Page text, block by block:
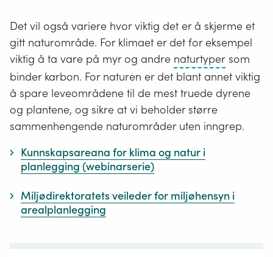
Det vil også variere hvor viktig det er å skjerme et
gitt naturområde. For klimaet er det for eksempel
viktig å ta vare på myr og andre naturtyperEn
naturtype
er
ensartet
omfatter
alle
som
binder karbon. For naturen er det blant annet viktig
å spare leveområdene til de mest truede dyrene
og plantene, og sikre at vi beholder større
sammenhengende naturområder uten inngrep.
Kunnskapsareana for klima og natur i
planlegging (webinarserie)
Miljødirektoratets veileder for miljøhensyn i
arealplanlegging